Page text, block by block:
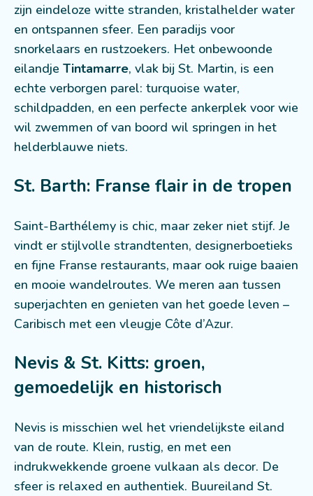
zijn eindeloze witte stranden, kristalhelder water
en ontspannen sfeer. Een paradijs voor
snorkelaars en rustzoekers. Het onbewoonde
eilandje Tintamarre, vlak bij St. Martin, is een
echte verborgen parel: turquoise water,
schildpadden, en een perfecte ankerplek voor wie
wil zwemmen of van boord wil springen in het
helderblauwe niets.
St. Barth: Franse flair in de tropen
Saint-Barthélemy is chic, maar zeker niet stijf. Je
vindt er stijlvolle strandtenten, designerboetieks
en fijne Franse restaurants, maar ook ruige baaien
en mooie wandelroutes. We meren aan tussen
superjachten en genieten van het goede leven –
Caribisch met een vleugje Côte d’Azur.
Nevis & St. Kitts: groen,
gemoedelijk en historisch
Nevis is misschien wel het vriendelijkste eiland
van de route. Klein, rustig, en met een
indrukwekkende groene vulkaan als decor. De
sfeer is relaxed en authentiek. Buureiland St.